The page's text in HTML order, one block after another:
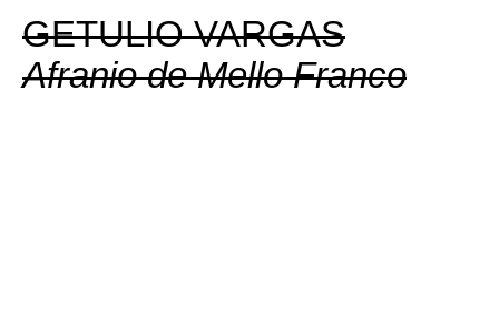
GETULIO VARGAS
Afranio de Mello Franco